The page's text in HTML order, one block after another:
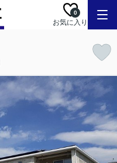
0
お気に入り